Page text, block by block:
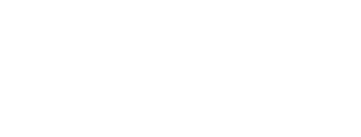
Terrier, Toy